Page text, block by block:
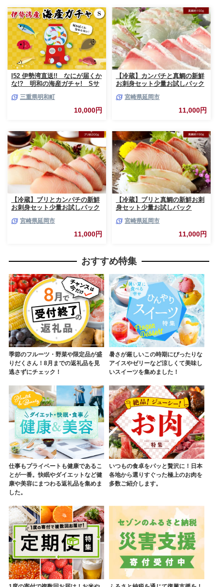
I52 伊勢湾直送!! なにが届くか
な!? 明和の海産ガチャ! Sサ
三重県明和町
10,000円
【冷蔵】カンパチと真鯛の新鮮
お刺身セット少量お試しパック
宮崎県延岡市
11,000円
【冷蔵】ブリとカンパチの新鮮
お刺身セット少量お試しパック
宮崎県延岡市
11,000円
【冷蔵】ブリと真鯛の新鮮お刺
身セット少量お試しパック
宮崎県延岡市
11,000円
おすすめ特集
季節のフルーツ・野菜や限定品が盛
りだくさん！8月までの返礼品を見
逃さずにチェック！
暑さが厳しいこの時期にぴったりな
アイスやゼリーなど涼しくて美味し
いスイーツを集めました！
仕事もプライベートも健康であるこ
とが一番。快眠やダイエットなど健
康や美容にまつわる返礼品を集めま
した。
いつもの食卓をパッと贅沢に！日本
各地から選りすぐった極上のお肉を
多数ご紹介します。